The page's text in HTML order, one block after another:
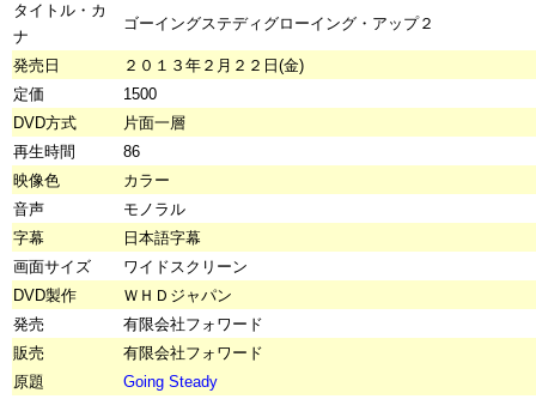
タイトル・カ
ナ
ゴーイングステディグローイング・アップ２
発売日
２０１３年２月２２日(金)
定価
1500
DVD方式
片面一層
再生時間
86
映像色
カラー
音声
モノラル
字幕
日本語字幕
画面サイズ
ワイドスクリーン
DVD製作
ＷＨＤジャパン
発売
有限会社フォワード
販売
有限会社フォワード
原題
Going Steady